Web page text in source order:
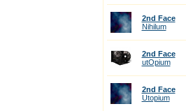
2nd Face
Nihilum
2nd Face
utOpium
2nd Face
Utopium